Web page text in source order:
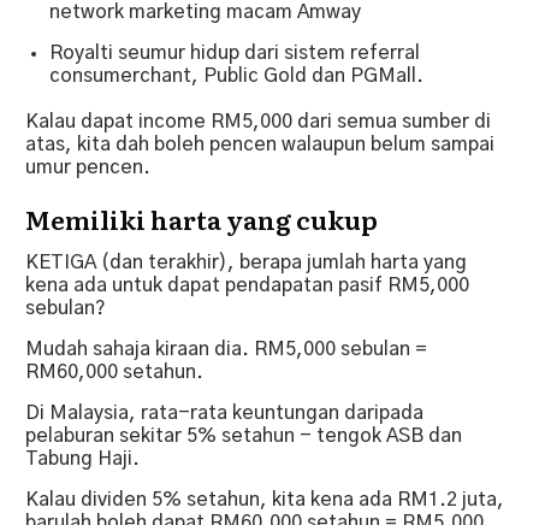
network marketing macam Amway
Royalti seumur hidup dari sistem referral
consumerchant, Public Gold dan PGMall.
Kalau dapat income RM5,000 dari semua sumber di
atas, kita dah boleh pencen walaupun belum sampai
umur pencen.
Memiliki harta yang cukup
KETIGA (dan terakhir), berapa jumlah harta yang
kena ada untuk dapat pendapatan pasif RM5,000
sebulan?
Mudah sahaja kiraan dia. RM5,000 sebulan =
RM60,000 setahun.
Di Malaysia, rata-rata keuntungan daripada
pelaburan sekitar 5% setahun - tengok ASB dan
Tabung Haji.
Kalau dividen 5% setahun, kita kena ada RM1.2 juta,